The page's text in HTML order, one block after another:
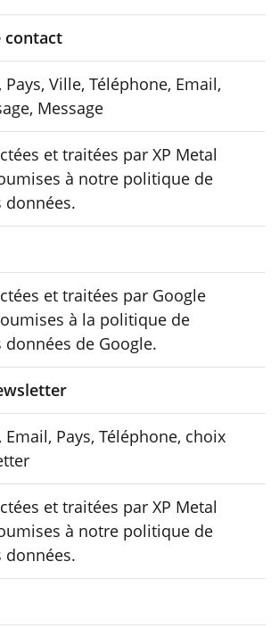
contact
Ville, Téléphone, Email,
Message
et traitées par XP Metal
à notre politique de
et traitées par Google
à la politique de
de Google.
Pays, Téléphone, choix
et traitées par XP Metal
à notre politique de